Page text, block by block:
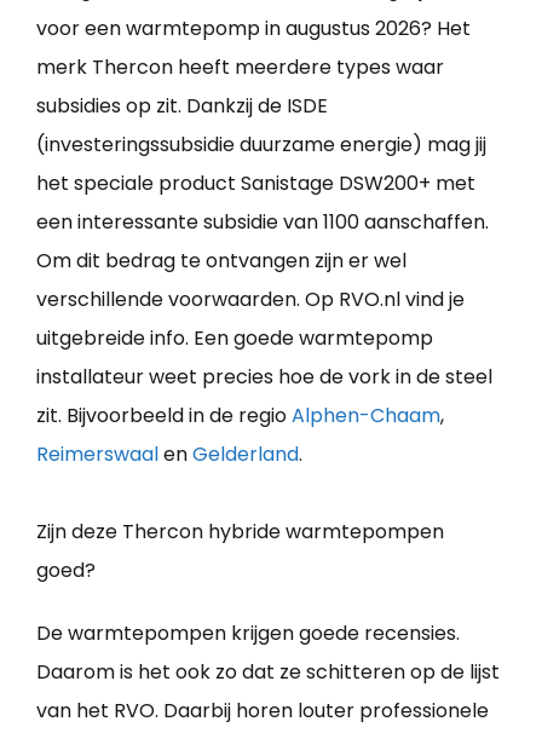
voor een warmtepomp in augustus 2026? Het
merk Thercon heeft meerdere types waar
subsidies op zit. Dankzij de ISDE
(investeringssubsidie duurzame energie) mag jij
het speciale product Sanistage DSW200+ met
een interessante subsidie van 1100 aanschaffen.
Om dit bedrag te ontvangen zijn er wel
verschillende voorwaarden. Op RVO.nl vind je
uitgebreide info. Een goede warmtepomp
installateur weet precies hoe de vork in de steel
zit. Bijvoorbeeld in de regioAlphen-Chaam,
ReimerswaalenGelderland.
Zijn deze Thercon hybride warmtepompen
goed?
De warmtepompen krijgen goede recensies.
Daarom is het ook zo dat ze schitteren op de lijst
van het RVO. Daarbij horen louter professionele